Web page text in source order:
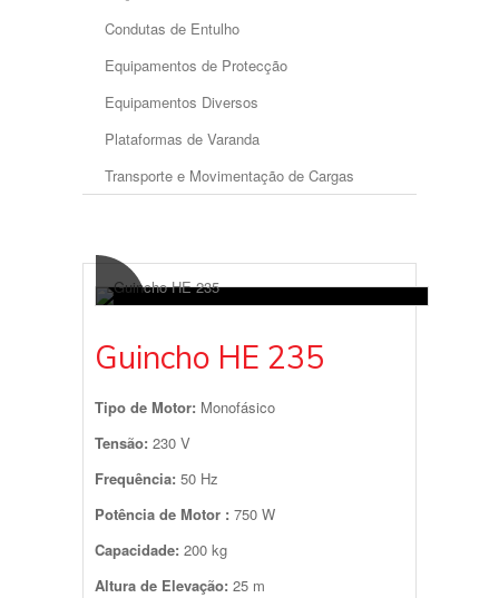
Condutas de Entulho
Equipamentos de Protecção
Equipamentos Diversos
Plataformas de Varanda
Transporte e Movimentação de Cargas
Guincho HE 235
Tipo de Motor: Monofásico
Tensão: 230 V
Frequência: 50 Hz
Potência de Motor : 750 W
Capacidade: 200 kg
Altura de Elevação: 25 m